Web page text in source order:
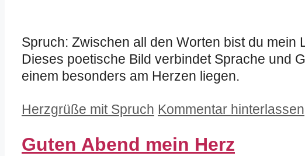
Spruch: Zwischen all den Worten bist du
Dieses poetische Bild verbindet Sprache und
einem besonders am Herzen liegen.
Kategorien
Herzgrüße mit Spruch Kommentar hinterlassen
Guten Abend mein Herz